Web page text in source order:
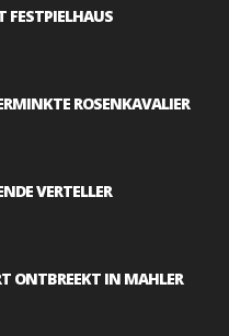
FESTPIELHAUS
ROSENKAVALIER
VERTELLER
ONTBREEKT IN MAHLER